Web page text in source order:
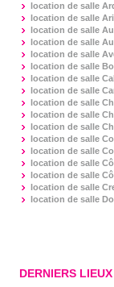
location de salle
location de salle
location de salle
location de salle
location de salle
location de salle
location de salle
location de salle
location de salle
location de salle
location de salle
location de salle
location de salle
location de salle
location de salle
location de salle
location de salle
DERNIERS